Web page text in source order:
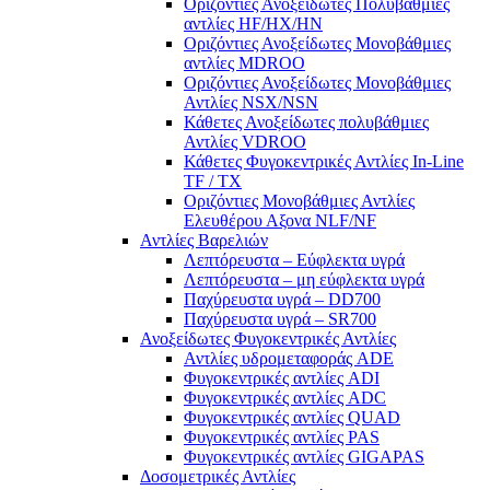
Οριζόντιες Ανοξείδωτες Πολυβάθμιες
αντλίες ΗF/HX/HN
Οριζόντιες Ανοξείδωτες Μονοβάθμιες
αντλίες ΜDROO
Οριζόντιες Ανοξείδωτες Μονοβάθμιες
Αντλίες ΝSX/NSN
Κάθετες Ανοξείδωτες πολυβάθμιες
Αντλίες VDROO
Κάθετες Φυγοκεντρικές Αντλίες In-Line
TF / TX
Oριζόντιες Μονοβάθμιες Αντλίες
Ελευθέρου Αξονα NLF/NF
Αντλίες Βαρελιών
Λεπτόρευστα – Εύφλεκτα υγρά
Λεπτόρευστα – μη εύφλεκτα υγρά
Παχύρευστα υγρά – DD700
Παχύρευστα υγρά – SR700
Ανοξείδωτες Φυγοκεντρικές Αντλίες
Αντλίες υδρομεταφοράς ADE
Φυγοκεντρικές αντλίες ADI
Φυγοκεντρικές αντλίες ADC
Φυγοκεντρικές αντλίες QUAD
Φυγοκεντρικές αντλίες PAS
Φυγοκεντρικές αντλίες GIGAPAS
Δοσομετρικές Αντλίες